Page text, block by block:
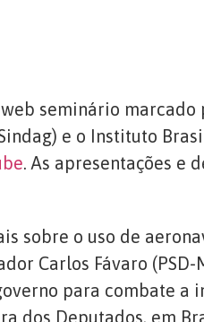
seminário marcado
e o Instituto
. As apresentações e
sobre o uso de
Carlos Fávaro (PSD-
para combate a
dos Deputados, em